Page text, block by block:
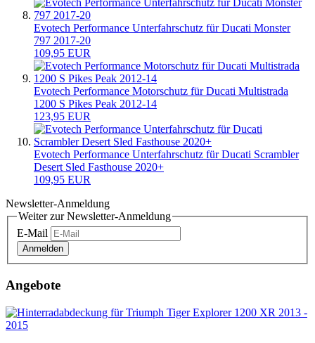
Evotech Performance Unterfahrschutz für Ducati Monster
797 2017-20
109,95 EUR
Evotech Performance Motorschutz für Ducati Multistrada
1200 S Pikes Peak 2012-14
123,95 EUR
Evotech Performance Unterfahrschutz für Ducati Scrambler
Desert Sled Fasthouse 2020+
109,95 EUR
Newsletter-Anmeldung
Weiter zur Newsletter-Anmeldung
E-Mail
Anmelden
Angebote